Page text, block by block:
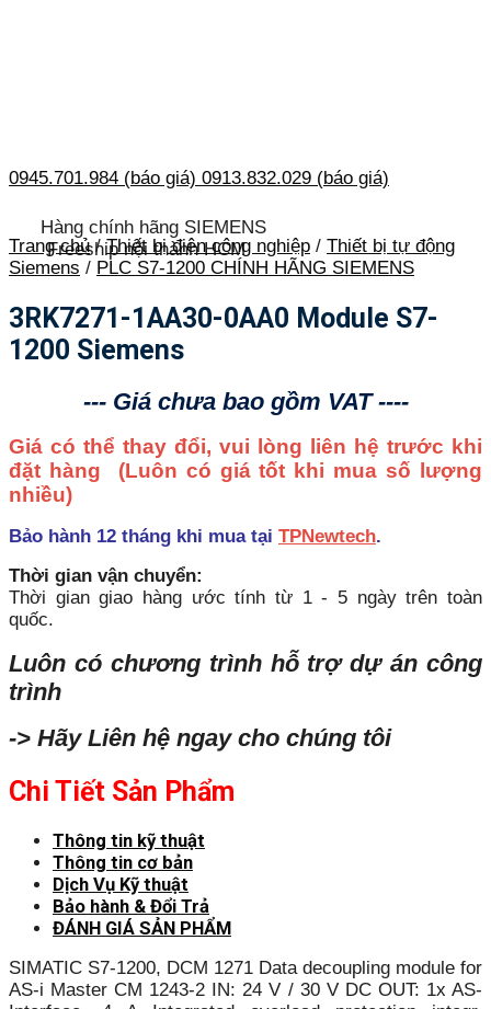
0945.701.984 (báo giá) 0913.832.029 (báo giá)
Hàng chính hãng SIEMENS
Freeship nội thành HCM
Trang chủ / Thiết bị điện công nghiệp / Thiết bị tự động
Siemens / PLC S7-1200 CHÍNH HÃNG SIEMENS
3RK7271-1AA30-0AA0 Module S7-
1200 Siemens
--- Giá chưa bao gồm VAT ----
Giá có thể thay đổi, vui lòng liên hệ trước khi
đặt hàng (Luôn có giá tốt khi mua số lượng
nhiều)
Bảo hành 12 tháng khi mua tại TPNewtech.
Thời gian vận chuyển:
Thời gian giao hàng ước tính từ 1 - 5 ngày trên toàn
quốc.
Luôn có chương trình hỗ trợ dự án công
trình
-> Hãy Liên hệ ngay cho chúng tôi
Chi Tiết Sản Phẩm
Thông tin kỹ thuật
Thông tin cơ bản
Dịch Vụ Kỹ thuật
Bảo hành & Đổi Trả
ĐÁNH GIÁ SẢN PHẨM
SIMATIC S7-1200, DCM 1271 Data decoupling module for
AS-i Master CM 1243-2 IN: 24 V / 30 V DC OUT: 1x AS-